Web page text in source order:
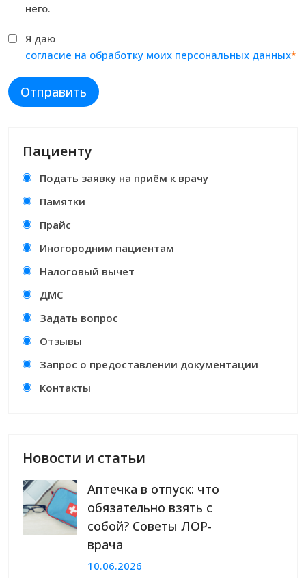
него.
Я даю
согласие на обработку моих персональных данных*
Отправить
Пациенту
Подать заявку на приём к врачу
Памятки
Прайс
Иногородним пациентам
Налоговый вычет
ДМС
Задать вопрос
Отзывы
Запрос о предоставлении документации
Контакты
Новости и статьи
Аптечка в отпуск: что
обязательно взять с
собой? Советы ЛОР-
врача
10.06.2026